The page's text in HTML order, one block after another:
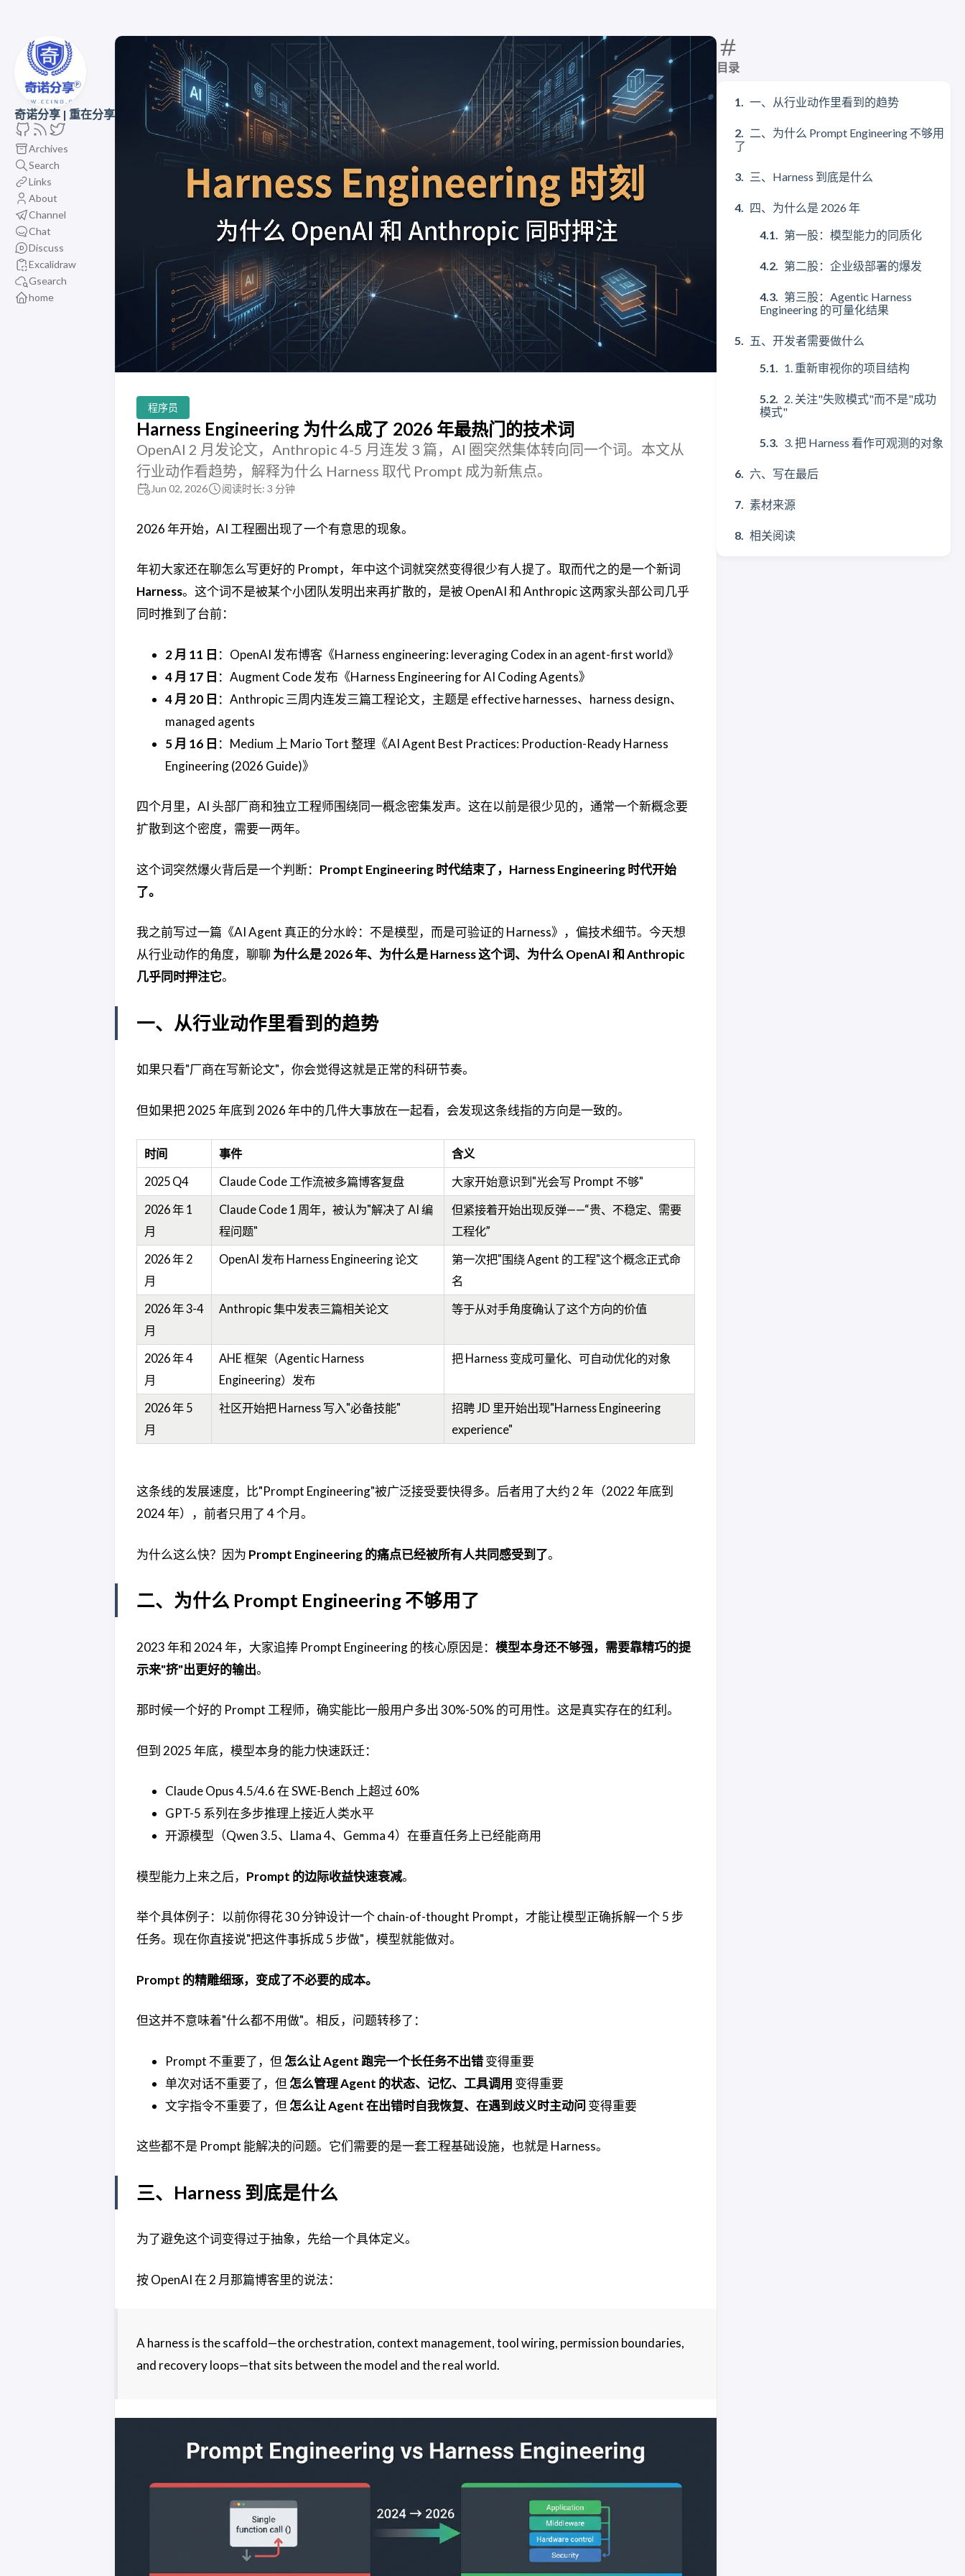
奇诺分享 | 重在分享
Archives
Search
Links
About
Channel
Chat
Discuss
Excalidraw
Gsearch
home
目录
一、从行业动作里看到的趋势
二、为什么 Prompt Engineering 不够用
了
三、Harness 到底是什么
四、为什么是 2026 年
第一股：模型能力的同质化
第二股：企业级部署的爆发
第三股：Agentic Harness
Engineering 的可量化结果
五、开发者需要做什么
1. 重新审视你的项目结构
2. 关注"失败模式"而不是"成功
模式"
3. 把 Harness 看作可观测的对象
六、写在最后
素材来源
相关阅读
程序员
Harness Engineering 为什么成了 2026 年最热门的技术词
OpenAI 2 月发论文，Anthropic 4-5 月连发 3 篇，AI 圈突然集体转向同一个词。本文从
行业动作看趋势，解释为什么 Harness 取代 Prompt 成为新焦点。
Jun 02, 2026 阅读时长: 3 分钟
2026 年开始，AI 工程圈出现了一个有意思的现象。
年初大家还在聊怎么写更好的 Prompt，年中这个词就突然变得很少有人提了。取而代之的是一个新词
Harness。这个词不是被某个小团队发明出来再扩散的，是被 OpenAI 和 Anthropic 这两家头部公司几乎
同时推到了台前：
2 月 11 日 ：OpenAI 发布博客《Harness engineering: leveraging Codex in an agent-first world》
4 月 17 日 ：Augment Code 发布《Harness Engineering for AI Coding Agents》
4 月 20 日 ：Anthropic 三周内连发三篇工程论文，主题是 effective harnesses、harness design、
managed agents
5 月 16 日 ：Medium 上 Mario Tort 整理《AI Agent Best Practices: Production-Ready Harness
Engineering (2026 Guide)》
四个月里，AI 头部厂商和独立工程师围绕同一概念密集发声。这在以前是很少见的，通常一个新概念要
扩散到这个密度，需要一两年。
这个词突然爆火背后是一个判断： Prompt Engineering 时代结束了，Harness Engineering 时代开始
了。
我之前写过一篇《AI Agent 真正的分水岭：不是模型，而是可验证的 Harness》，偏技术细节。今天想
从行业动作的角度，聊聊 为什么是 2026 年、为什么是 Harness 这个词、为什么 OpenAI 和 Anthropic
几乎同时押注它。
一、从行业动作里看到的趋势
如果只看"厂商在写新论文"，你会觉得这就是正常的科研节奏。
但如果把 2025 年底到 2026 年中的几件大事放在一起看，会发现这条线指的方向是一致的。
时间 事件 含义
2025 Q4 Claude Code 工作流被多篇博客复盘 大家开始意识到"光会写 Prompt 不够"
2026 年 1
月
Claude Code 1 周年，被认为"解决了 AI 编
程问题"
但紧接着开始出现反弹——“贵、不稳定、需要
工程化”
2026 年 2
月
OpenAI 发布 Harness Engineering 论文
第一次把"围绕 Agent 的工程"这个概念正式命
名
2026 年 3-4
月
Anthropic 集中发表三篇相关论文 等于从对手角度确认了这个方向的价值
2026 年 4
月
AHE 框架（Agentic Harness
Engineering）发布
把 Harness 变成可量化、可自动优化的对象
2026 年 5
月
社区开始把 Harness 写入"必备技能"
招聘 JD 里开始出现"Harness Engineering
experience"
这条线的发展速度，比"Prompt Engineering"被广泛接受要快得多。后者用了大约 2 年（2022 年底到
2024 年），前者只用了 4 个月。
为什么这么快？因为 Prompt Engineering 的痛点已经被所有人共同感受到了。
二、为什么 Prompt Engineering 不够用了
2023 年和 2024 年，大家追捧 Prompt Engineering 的核心原因是： 模型本身还不够强，需要靠精巧的提
示来"挤"出更好的输出。
那时候一个好的 Prompt 工程师，确实能比一般用户多出 30%-50% 的可用性。这是真实存在的红利。
但到 2025 年底，模型本身的能力快速跃迁：
Claude Opus 4.5/4.6 在 SWE-Bench 上超过 60%
GPT-5 系列在多步推理上接近人类水平
开源模型（Qwen 3.5、Llama 4、Gemma 4）在垂直任务上已经能商用
模型能力上来之后， Prompt 的边际收益快速衰减。
举个具体例子：以前你得花 30 分钟设计一个 chain-of-thought Prompt，才能让模型正确拆解一个 5 步
任务。现在你直接说"把这件事拆成 5 步做"，模型就能做对。
Prompt 的精雕细琢，变成了不必要的成本。
但这并不意味着"什么都不用做"。相反，问题转移了：
Prompt 不重要了，但 怎么让 Agent 跑完一个长任务不出错变得重要
单次对话不重要了，但 怎么管理 Agent 的状态、记忆、工具调用 变得重要
文字指令不重要了，但 怎么让 Agent 在出错时自我恢复、在遇到歧义时主动问 变得重要
这些都不是 Prompt 能解决的问题。它们需要的是一套工程基础设施，也就是 Harness。
三、Harness 到底是什么
为了避免这个词变得过于抽象，先给一个具体定义。
按 OpenAI 在 2 月那篇博客里的说法：
A harness is the scaffold—the orchestration, context management, tool wiring, permission boundaries,
and recovery loops—that sits between the model and the real world.